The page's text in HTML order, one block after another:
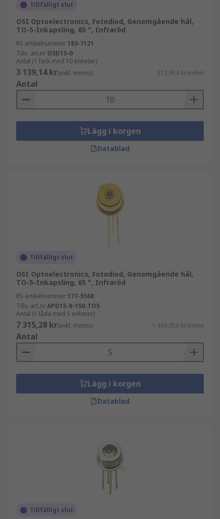
Tillfälligt slut
OSI Optoelectronics, Fotodiod, Genomgående hål,
TO-5-Inkapsling, 65 °, Infraröd
RS-artikelnummer 183-7121
Tillv. art.nr OSD15-0
Antal (1 fack med 10 enheter)
3 139,14 kr(exkl. moms) 313,914 kr/enhet
Antal
Lägg i korgen
Datablad
Tillfälligt slut
OSI Optoelectronics, Fotodiod, Genomgående hål,
TO-5-Inkapsling, 65 °, Infraröd
RS-artikelnummer 177-5568
Tillv. art.nrAPD15-8-150-TO5
Antal (1 låda med 5 enheter)
7 315,28 kr(exkl. moms) 1 463,056 kr/enhet
Antal
Lägg i korgen
Datablad
Tillfälligt slut